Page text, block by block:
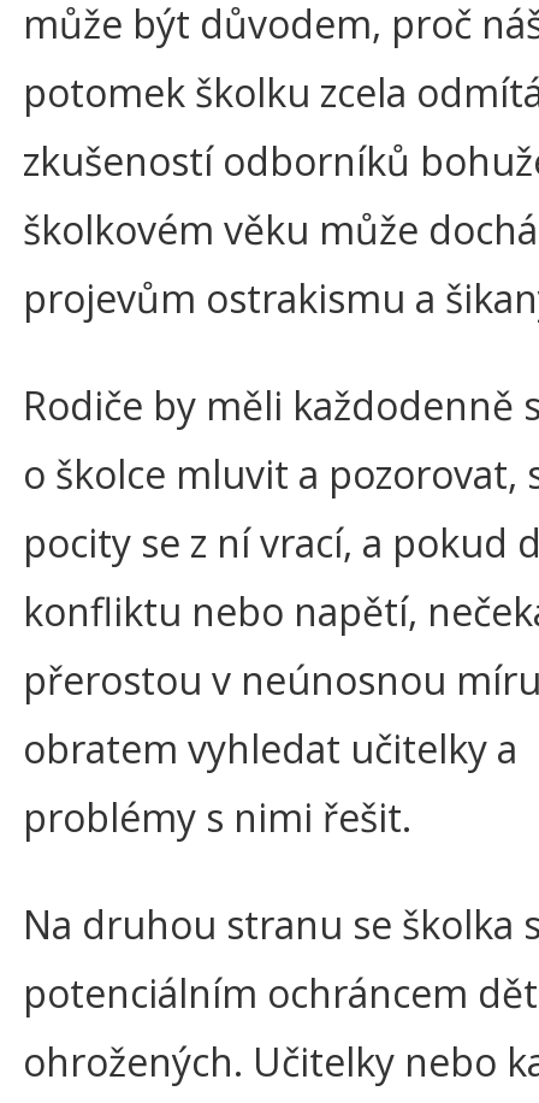
může být důvodem, proč
potomek školku zcela
zkušeností odborníků
školkovém věku může
projevům ostrakismu a
Rodiče by měli každodenně
o školce mluvit a pozorovat,
pocity se z ní vrací, a pokud
konfliktu nebo napětí,
přerostou v neúnosnou
obratem vyhledat učitelky a
problémy s nimi řešit.
Na druhou stranu se školka
potenciálním ochráncem
ohrožených. Učitelky nebo